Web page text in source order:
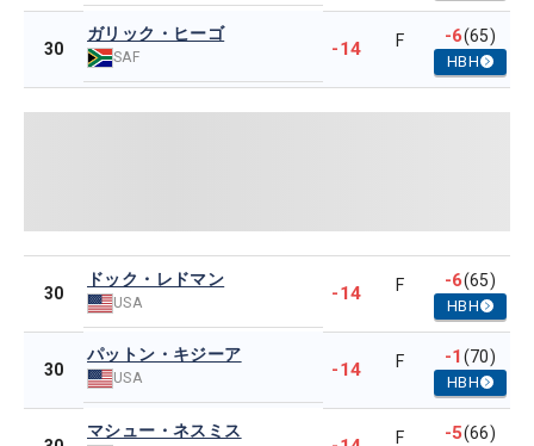
30
ガリック・ヒーゴ
SAF -14 F -6(65)
HBH
30
ドック・レドマン
USA -14 F -6(65)
HBH
30
パットン・キジーア
USA -14 F -1(70)
HBH
マシュー・ネスミス F -5(66)